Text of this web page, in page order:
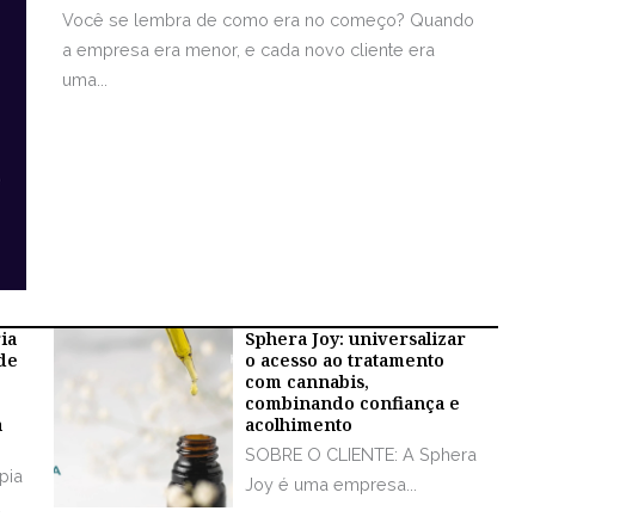
Você se lembra de como era no começo? Quando
a empresa era menor, e cada novo cliente era
uma...
Sphera Joy: universalizar
o acesso ao tratamento
com cannabis,
combinando confiança e
acolhimento
SOBRE O CLIENTE: A Sphera
Joy é uma empresa...